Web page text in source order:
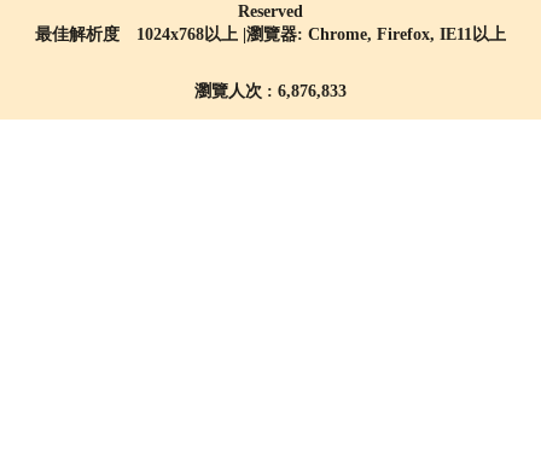
Reserved
最佳解析度 1024x768以上 |瀏覽器: Chrome, Firefox, IE11以上
瀏覽人次 : 6,876,833